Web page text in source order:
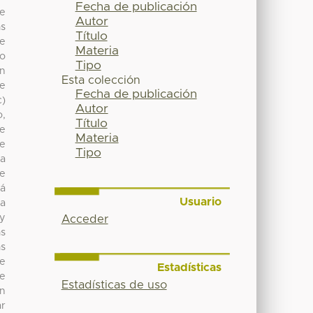
Fecha de publicación
Autor
Título
Materia
Tipo
Esta colección
Fecha de publicación
Autor
Título
Materia
Tipo
Usuario
Acceder
Estadísticas
Estadísticas de uso